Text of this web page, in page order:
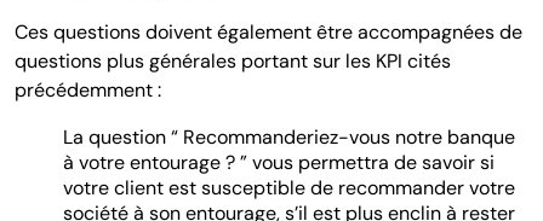
Ces questions doivent également être accompagnées de
questions plus générales portant sur les KPI cités
précédemment :
La question “ Recommanderiez-vous notre banque
à votre entourage ? ” vous permettra de savoir si
votre client est susceptible de recommander votre
société à son entourage, s’il est plus enclin à rester